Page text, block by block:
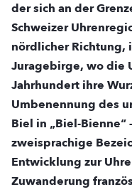
der sich an der
Schweizer
nördlicher Richtung,
Juragebirge, wo die
Jahrhundert ihre
Umbenennung des
Biel in „Biel-Bienne“
zweisprachige
Entwicklung zur
Zuwanderung